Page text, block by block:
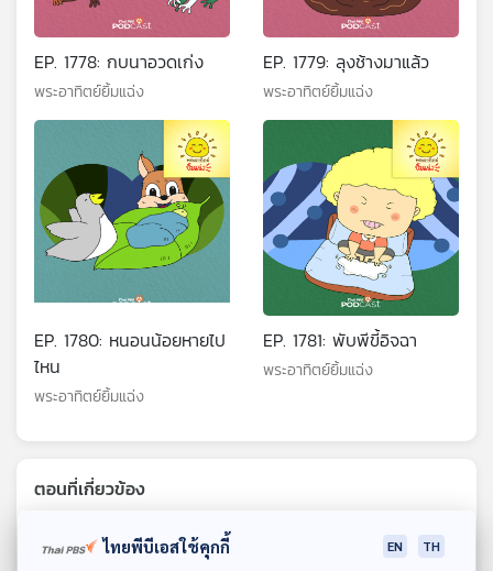
EP. 1778: กบนาอวดเก่ง
พระอาทิตย์ยิ้มแฉ่ง
EP. 1779: ลุงช้างมาแล้ว
พระอาทิตย์ยิ้มแฉ่ง
EP. 1780: หนอนน้อยหายไป
ไหน
พระอาทิตย์ยิ้มแฉ่ง
EP. 1781: พับพีขี้อิจฉา
พระอาทิตย์ยิ้มแฉ่ง
ตอนที่เกี่ยวข้อง
ไทยพีบีเอสใช้คุกกี้ EN TH